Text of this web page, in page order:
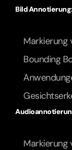
Bild Annotierung:
Markierung
Bounding
Markierung